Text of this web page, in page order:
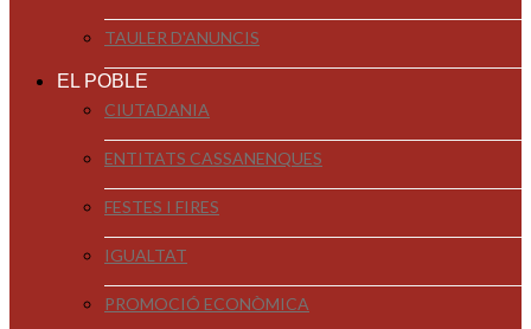
TAULER D'ANUNCIS
EL POBLE
CIUTADANIA
ENTITATS CASSANENQUES
FESTES I FIRES
IGUALTAT
PROMOCIÓ ECONÒMICA